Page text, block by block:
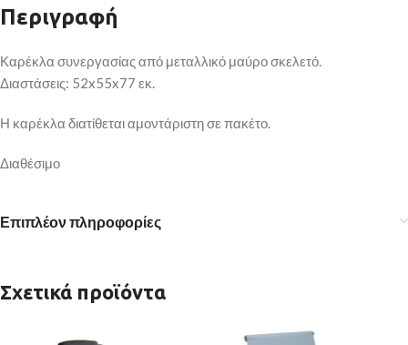
Περιγραφή
Καρέκλα συνεργασίας από μεταλλικό μαύρο σκελετό.
Διαστάσεις: 52x55x77 εκ.
Η καρέκλα διατίθεται αμοντάριστη σε πακέτο.
Διαθέσιμο
Επιπλέον πληροφορίες
Σχετικά προϊόντα